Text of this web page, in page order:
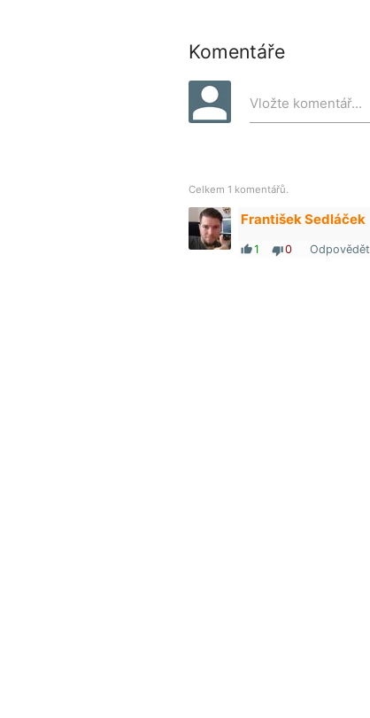
Komentáře
Vložte komentář...
Celkem 1 komentářů.
František Sedláček
thumb_up1 thumb_down0 Odpovědět